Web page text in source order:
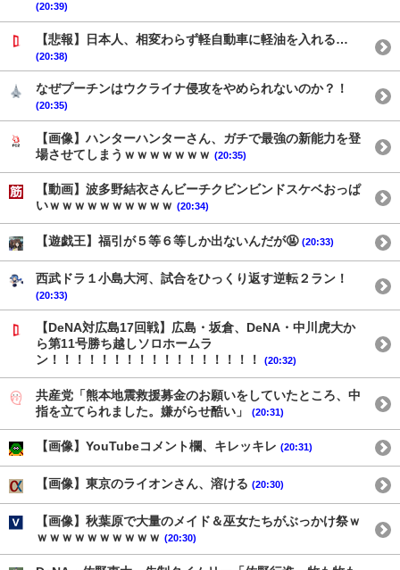
(20:39)
【悲報】日本人、相変わらず軽自動車に軽油を入れる…
(20:38)
なぜプーチンはウクライナ侵攻をやめられないのか？！
(20:35)
【画像】ハンターハンターさん、ガチで最強の新能力を登
場させてしまうｗｗｗｗｗｗｗ (20:35)
【動画】波多野結衣さんビーチクビンビンドスケベおっぱ
いｗｗｗｗｗｗｗｗｗｗ (20:34)
【遊戯王】福引が５等６等しか出ないんだが🤬 (20:33)
西武ドラ１小島大河、試合をひっくり返す逆転２ラン！
(20:33)
【DeNA対広島17回戦】広島・坂倉、DeNA・中川虎大か
ら第11号勝ち越しソロホームラ
ン！！！！！！！！！！！！！！！！！
(20:32)
共産党「熊本地震救援募金のお願いをしていたところ、中
指を立てられました。嫌がらせ酷い」
(20:31)
【画像】YouTubeコメント欄、キレッキレ (20:31)
【画像】東京のライオンさん、溶ける (20:30)
【画像】秋葉原で大量のメイド＆巫女たちがぶっかけ祭ｗ
ｗｗｗｗｗｗｗｗｗｗ (20:30)